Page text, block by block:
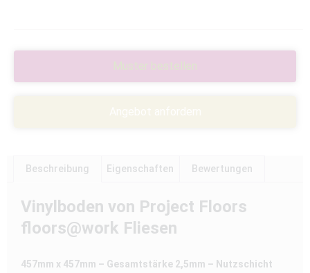
Beschreibung Eigenschaften Bewertungen
Vinylboden von Project Floors
floors@work Fliesen
457mm x 457mm – Gesamtstärke 2,5mm – Nutzschicht